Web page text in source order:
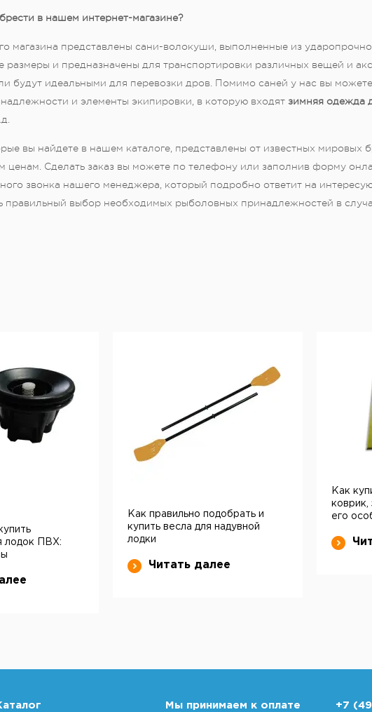
в нашем интернет-магазине?
магазина представлены сани-волокуши, выполненные из
размеры и предназначены для транспортировки различных вещей и
будут идеальными для перевозки дров. Помимо саней у нас вы
и элементы экипировки, в которую входят зимняя одежда
вы найдете в нашем каталоге, представлены от известных мировых
ценам. Сделать заказ вы можете по телефону или заполнив форму
звонка нашего менеджера, который подробно ответит на
правильный выбор необходимых рыболовных принадлежностей в
лодок ПВХ:
Как правильно подобрать и
купить весла для надувной
лодки
Читать далее
Как
коврик,
его
Мы принимаем к оплате +7